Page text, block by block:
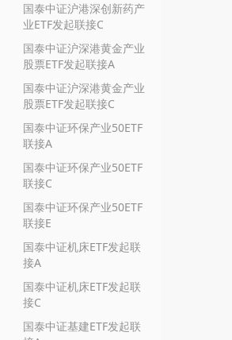
国泰中证沪港深创新药产
业ETF发起联接C
国泰中证沪深港黄金产业
股票ETF发起联接A
国泰中证沪深港黄金产业
股票ETF发起联接C
国泰中证环保产业50ETF
联接A
国泰中证环保产业50ETF
联接C
国泰中证环保产业50ETF
联接E
国泰中证机床ETF发起联
接A
国泰中证机床ETF发起联
接C
国泰中证基建ETF发起联